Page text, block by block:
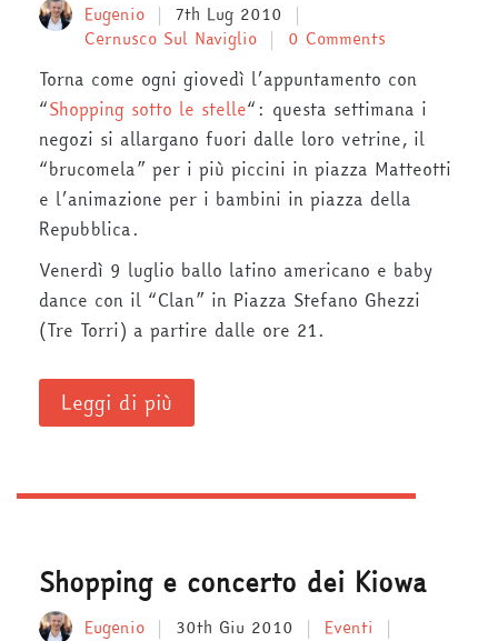
Eugenio
7th Lug 2010
Cernusco Sul Naviglio
0 Comments
Torna come ogni giovedì l’appuntamento con
“Shopping sotto le stelle“: questa settimana i
negozi si allargano fuori dalle loro vetrine, il
“brucomela” per i più piccini in piazza Matteotti
e l’animazione per i bambini in piazza della
Repubblica.
Venerdì 9 luglio ballo latino americano e baby
dance con il “Clan” in Piazza Stefano Ghezzi
(Tre Torri) a partire dalle ore 21.
Leggi di più
Shopping e concerto dei Kiowa
Eugenio 30th Giu 2010
Eventi